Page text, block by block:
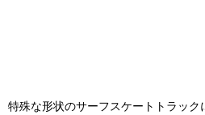
特殊な形状のサーフスケートトラッ